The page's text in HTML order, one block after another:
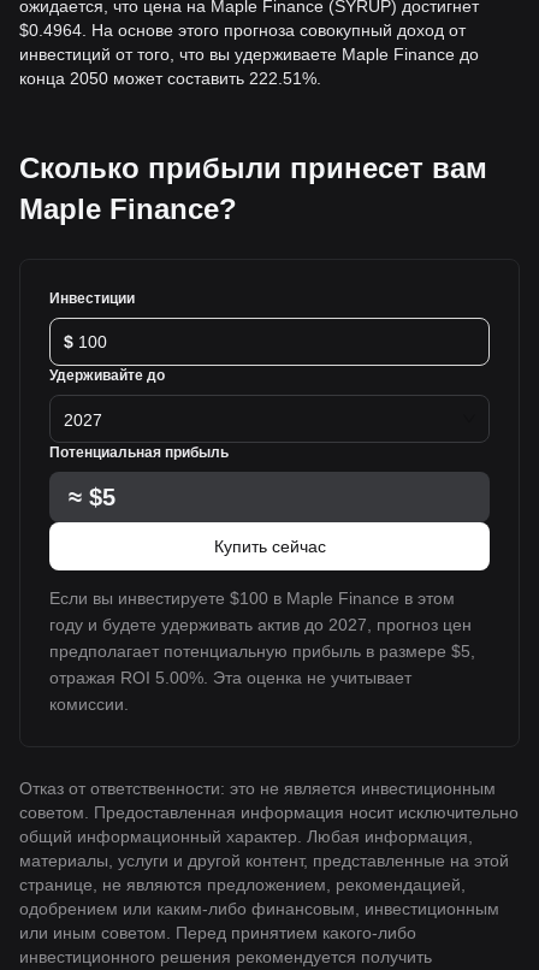
ожидается, что цена на Maple Finance (SYRUP) достигнет
$0.4964. На основе этого прогноза совокупный доход от
инвестиций от того, что вы удерживаете Maple Finance до
конца 2050 может составить 222.51%.
Сколько прибыли принесет вам
Maple Finance?
Инвестиции
$
Удерживайте до
2027
Потенциальная прибыль
≈ $5
Купить сейчас
Если вы инвестируете $100 в Maple Finance в этом
году и будете удерживать актив до 2027, прогноз цен
предполагает потенциальную прибыль в размере $5,
отражая ROI 5.00%. Эта оценка не учитывает
комиссии.
Отказ от ответственности: это не является инвестиционным
советом. Предоставленная информация носит исключительно
общий информационный характер. Любая информация,
материалы, услуги и другой контент, представленные на этой
странице, не являются предложением, рекомендацией,
одобрением или каким-либо финансовым, инвестиционным
или иным советом. Перед принятием какого-либо
инвестиционного решения рекомендуется получить